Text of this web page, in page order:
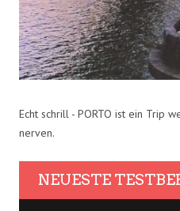
Echt schrill - PORTO ist ein Trip
nerven.
NEUESTE